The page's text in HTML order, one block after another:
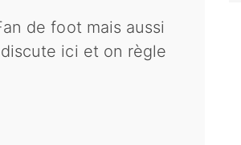
de foot mais aussi
ici et on règle